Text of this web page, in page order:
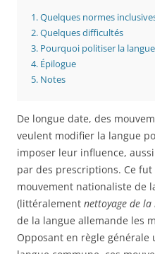
1.Quelques normes
2.Quelques difficultés
3. Pourquoi politiser la
4. Épilogue
5. Notes
De longue date, des
veulent modifier la langue
imposer leur influence,
par des prescriptions. Ce
mouvement nationaliste de
(littéralement nettoyage de la
de la langue allemande les
Opposant en règle